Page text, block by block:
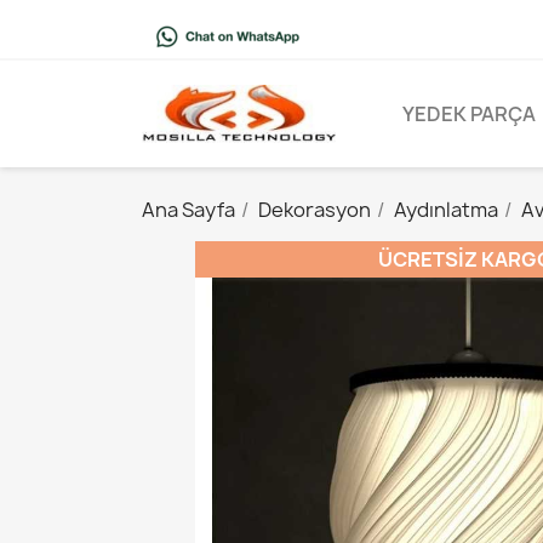
YEDEK PARÇA
Ana Sayfa Dekorasyon Aydınlatma
ÜCRETSIZ